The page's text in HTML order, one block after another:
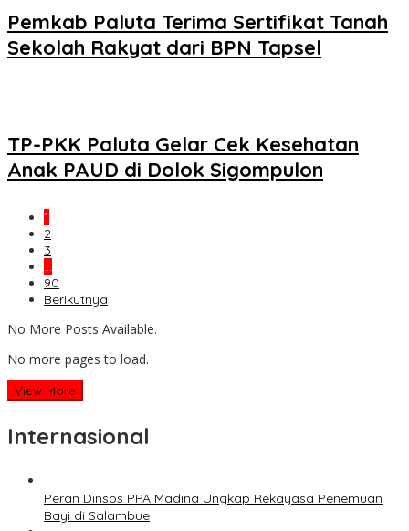
Pemkab Paluta Terima Sertifikat Tanah
Sekolah Rakyat dari BPN Tapsel
TP-PKK Paluta Gelar Cek Kesehatan
Anak PAUD di Dolok Sigompulon
1
2
3
…
90
Berikutnya
No More Posts Available.
No more pages to load.
View More
Internasional
Peran Dinsos PPA Madina Ungkap Rekayasa Penemuan
Bayi di Salambue